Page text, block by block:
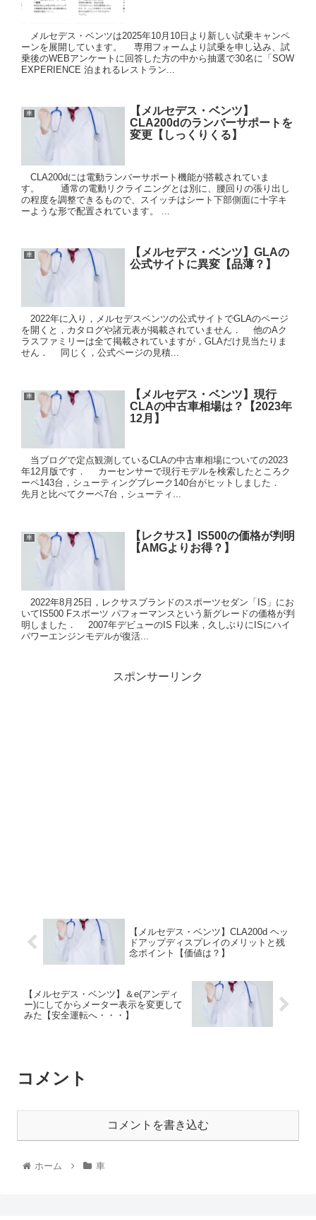
メルセデス・ベンツは2025年10月10日より新しい試乗キャンペ
ーンを展開しています。 専用フォームより試乗を申し込み、試
乗後のWEBアンケートに回答した方の中から抽選で30名に「SOW
EXPERIENCE 泊まれるレストラン...
車
【メルセデス・ベンツ】
CLA200dのランバーサポートを
変更【しっくりくる】
CLA200dには電動ランバーサポート機能が搭載されていま
す。 通常の電動リクライニングとは別に、腰回りの張り出し
の程度を調整できるもので、スイッチはシート下部側面に十字キ
ーような形で配置されています。 ...
車
【メルセデス・ベンツ】GLAの
公式サイトに異変【品薄？】
2022年に入り，メルセデスベンツの公式サイトでGLAのページ
を開くと，カタログや諸元表が掲載されていません． 他のAク
ラスファミリーは全て掲載されていますが，GLAだけ見当たりま
せん． 同じく，公式ページの見積...
車
【メルセデス・ベンツ】現行
CLAの中古車相場は？【2023年
12月】
当ブログで定点観測しているCLAの中古車相場についての2023
年12月版です． カーセンサーで現行モデルを検索したところク
ーペ143台，シューティングブレーク140台がヒットしました．
先月と比べてクーペ7台，シューティ...
車
【レクサス】IS500の価格が判明
【AMGよりお得？】
2022年8月25日，レクサスブランドのスポーツセダン「IS」にお
いてIS500 Fスポーツ パフォーマンスという新グレードの価格が判
明しました． 2007年デビューのIS F以来，久しぶりにISにハイ
パワーエンジンモデルが復活...
スポンサーリンク
【メルセデス・ベンツ】CLA200d ヘッ
ドアップディスプレイのメリットと残
念ポイント【価値は？】
【メルセデス・ベンツ】＆e(アンディ
ー)にしてからメーター表示を変更して
みた【安全運転へ・・・】
コメント
コメントを書き込む
ホーム 車